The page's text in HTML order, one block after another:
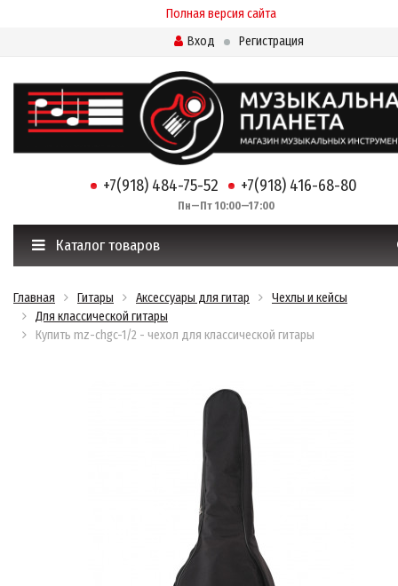
Полная версия сайта
Вход
Регистрация
+7(918) 484-75-52 +7(918) 416-68-80
Пн—Пт 10:00—17:00
Каталог товаров
Главная Гитары Аксессуары для гитар
Чехлы и кейсы
Для классической гитары
Купить mz-chgc-1/2 - чехол для классической гитары